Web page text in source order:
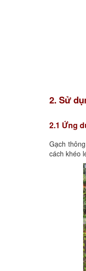
2. Sử
2.1 Ứng
Gạch
cách khéo